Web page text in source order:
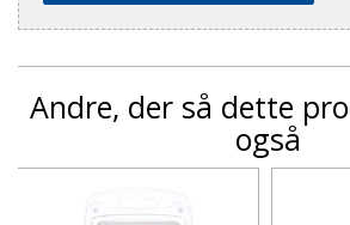
Andre, der så dette
også